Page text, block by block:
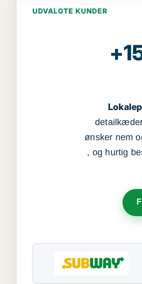
UDVALGTE KUNDER
ønsker nem
, og hurtig